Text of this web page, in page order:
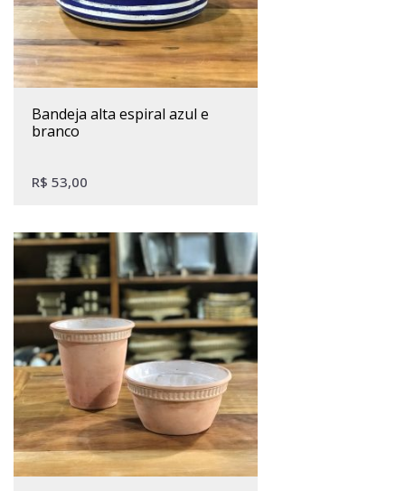
bandeja alta espiral azul e
branco
R$ 53,00